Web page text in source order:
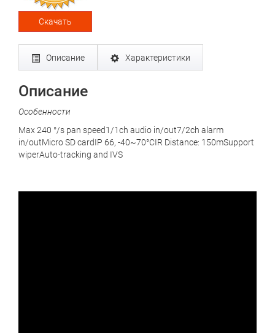
Скачать
Описание Характеристики
Описание
Особенности
Max 240 °/s pan speed1/1ch audio in/out7/2ch alarm
in/outMicro SD cardIP 66, -40~70°CIR Distance: 150mSupport
wiperAuto-tracking and IVS